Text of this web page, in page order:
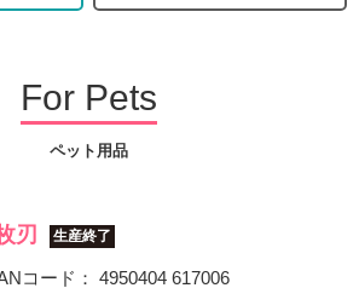
For Pets
ペット用品
刃 生産終了
コード： 4950404 617006